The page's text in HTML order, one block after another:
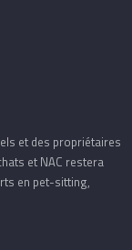
et des propriétaires
et NAC restera
en pet-sitting,